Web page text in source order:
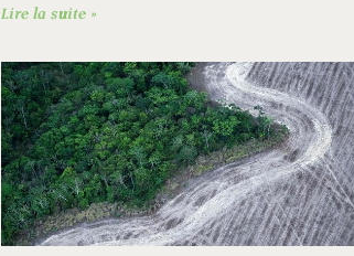
Lire la suite »